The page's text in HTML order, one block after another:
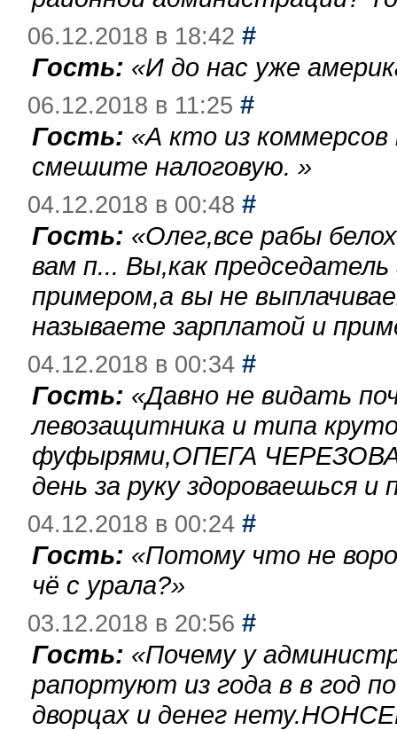
06.12.2018 в 18:42 #
Гость: «И до нас уже
06.12.2018 в 11:25 #
Гость: «А кто из
смешите налоговую. »
04.12.2018 в 00:48 #
Гость: «Олег,все рабы
вам п... Вы,как
примером,а вы не
называете зарплатой и
04.12.2018 в 00:34 #
Гость: «Давно не видать
левозащитника и типа
фуфырями,ОПЕГА
день за руку здороваешься
04.12.2018 в 00:24 #
Гость: «Потому что не
чё с урала?»
03.12.2018 в 20:56 #
Гость: «Почему у
рапортуют из года в в год
дворцах и денег